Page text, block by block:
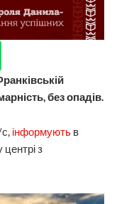
без опадів.
інформують в
з